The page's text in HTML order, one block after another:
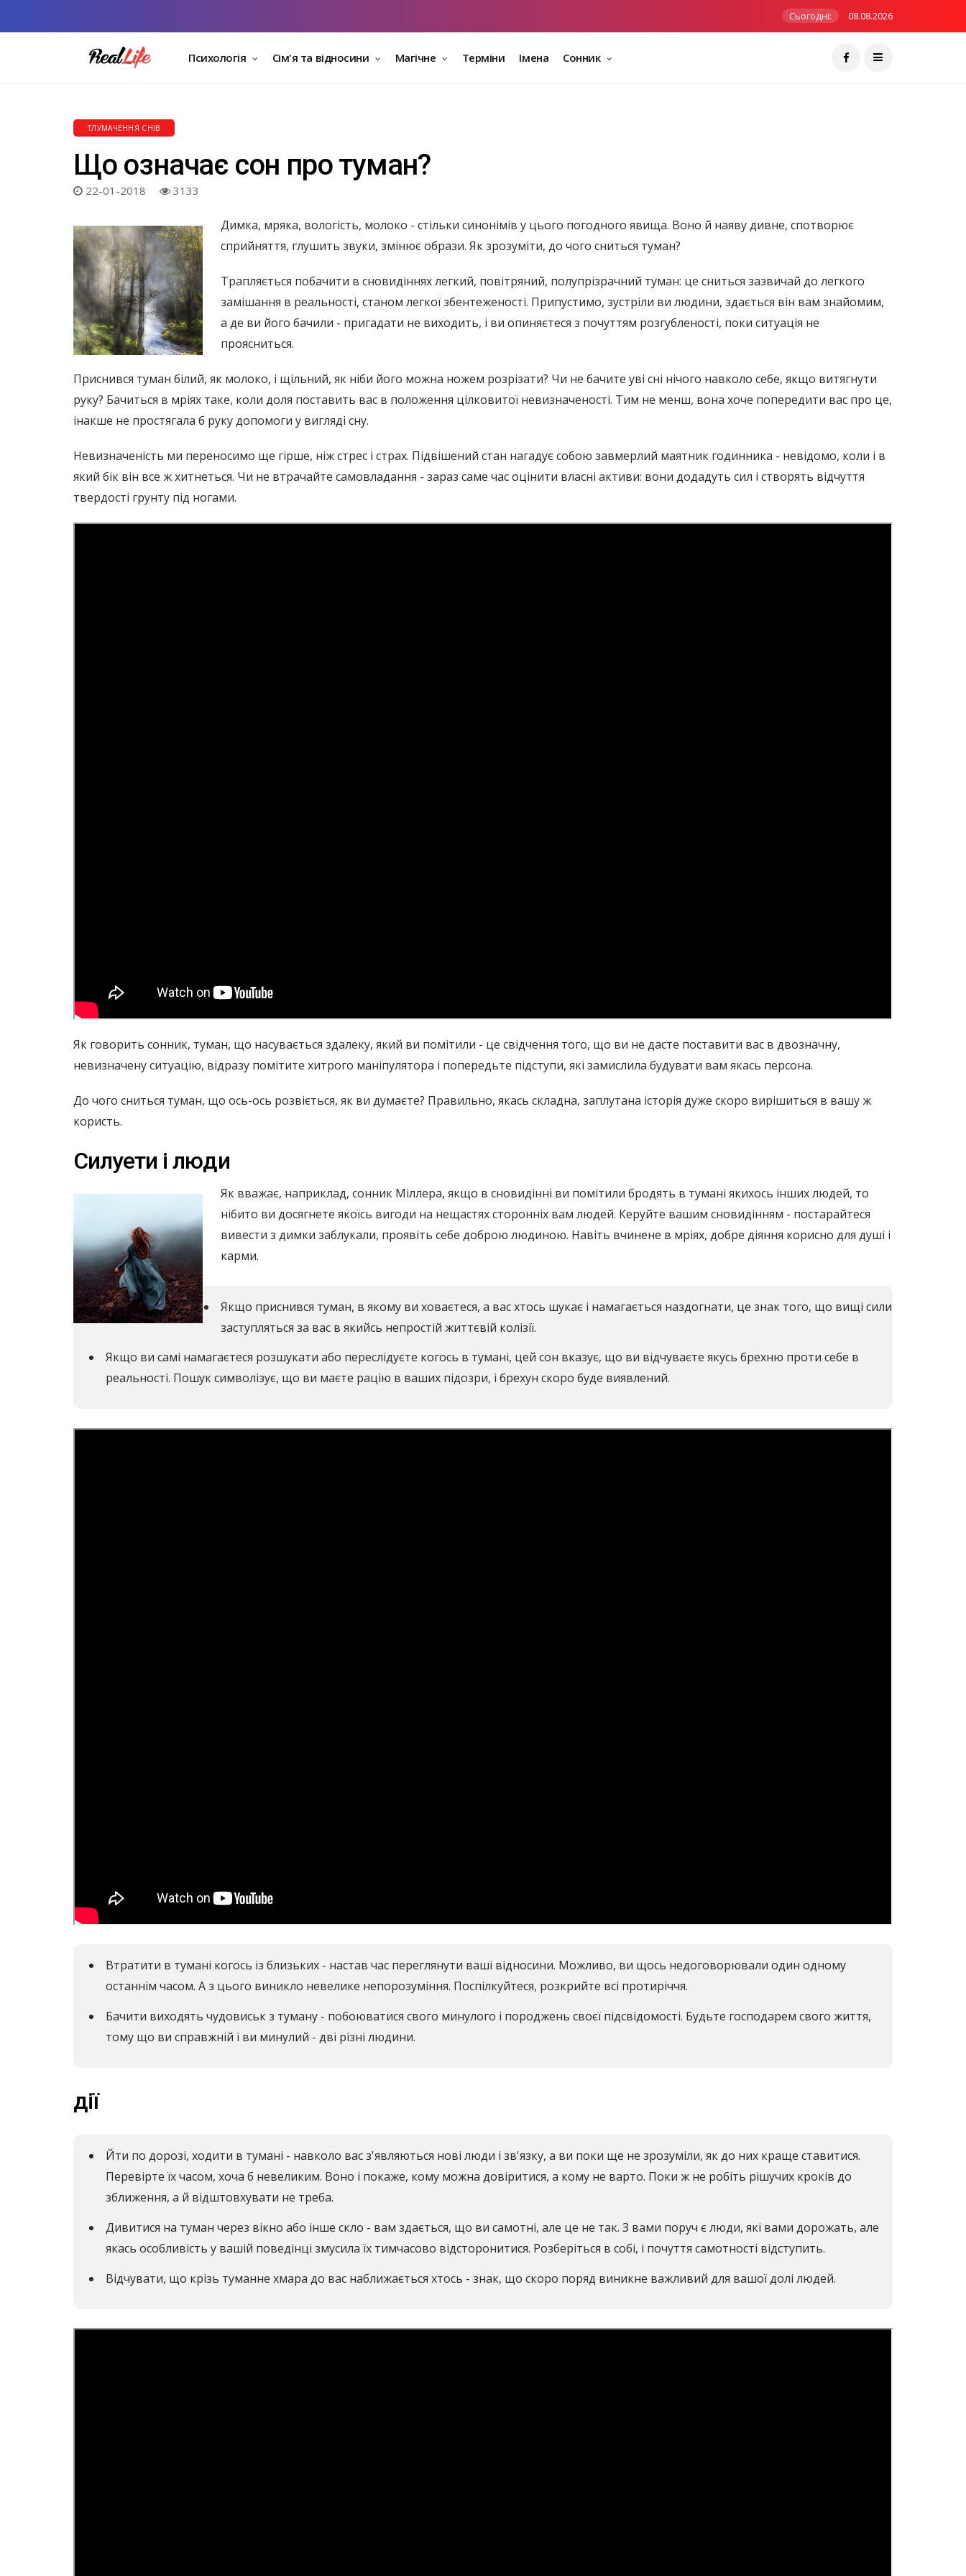
Сьогодні: 08.08.2026
Психологія Сім'я та відносини Магічне Терміни Імена Сонник
ТЛУМАЧЕННЯ СНІВ
Що означає сон про туман?
22-01-2018 3133
Димка, мряка, вологість, молоко - стільки синонімів у цього погодного явища. Воно й наяву дивне, спотворює
сприйняття, глушить звуки, змінює образи. Як зрозуміти, до чого сниться туман?
Трапляється побачити в сновидіннях легкий, повітряний, полупрізрачний туман: це сниться зазвичай до легкого
замішання в реальності, станом легкої збентеженості. Припустимо, зустріли ви людини, здається він вам знайомим,
а де ви його бачили - пригадати не виходить, і ви опиняєтеся з почуттям розгубленості, поки ситуація не
проясниться.
Приснився туман білий, як молоко, і щільний, як ніби його можна ножем розрізати? Чи не бачите уві сні нічого навколо себе, якщо витягнути
руку? Бачиться в мріях таке, коли доля поставить вас в положення цілковитої невизначеності. Тим не менш, вона хоче попередити вас про це,
інакше не простягала б руку допомоги у вигляді сну.
Невизначеність ми переносимо ще гірше, ніж стрес і страх. Підвішений стан нагадує собою завмерлий маятник годинника - невідомо, коли і в
який бік він все ж хитнеться. Чи не втрачайте самовладання - зараз саме час оцінити власні активи: вони додадуть сил і створять відчуття
твердості грунту під ногами.
Як говорить сонник, туман, що насувається здалеку, який ви помітили - це свідчення того, що ви не дасте поставити вас в двозначну,
невизначену ситуацію, відразу помітите хитрого маніпулятора і попередьте підступи, які замислила будувати вам якась персона.
До чого сниться туман, що ось-ось розвіється, як ви думаєте? Правильно, якась складна, заплутана історія дуже скоро вирішиться в вашу ж
користь.
Силуети і люди
Як вважає, наприклад, сонник Міллера, якщо в сновидінні ви помітили бродять в тумані якихось інших людей, то
нібито ви досягнете якоїсь вигоди на нещастях сторонніх вам людей. Керуйте вашим сновидінням - постарайтеся
вивести з димки заблукали, проявіть себе доброю людиною. Навіть вчинене в мріях, добре діяння корисно для душі і
карми.
Якщо приснився туман, в якому ви ховаєтеся, а вас хтось шукає і намагається наздогнати, це знак того, що вищі сили
заступляться за вас в якийсь непростій життєвій колізії.
Якщо ви самі намагаєтеся розшукати або переслідуєте когось в тумані, цей сон вказує, що ви відчуваєте якусь брехню проти себе в
реальності. Пошук символізує, що ви маєте рацію в ваших підозри, і брехун скоро буде виявлений.
Втратити в тумані когось із близьких - настав час переглянути ваші відносини. Можливо, ви щось недоговорювали один одному
останнім часом. А з цього виникло невелике непорозуміння. Поспілкуйтеся, розкрийте всі протиріччя.
Бачити виходять чудовиськ з туману - побоюватися свого минулого і породжень своєї підсвідомості. Будьте господарем свого життя,
тому що ви справжній і ви минулий - дві різні людини.
дії
Йти по дорозі, ходити в тумані - навколо вас з'являються нові люди і зв'язку, а ви поки ще не зрозуміли, як до них краще ставитися.
Перевірте їх часом, хоча б невеликим. Воно і покаже, кому можна довіритися, а кому не варто. Поки ж не робіть рішучих кроків до
зближення, а й відштовхувати не треба.
Дивитися на туман через вікно або інше скло - вам здається, що ви самотні, але це не так. З вами поруч є люди, які вами дорожать, але
якась особливість у вашій поведінці змусила їх тимчасово відсторонитися. Розберіться в собі, і почуття самотності відступить.
Відчувати, що крізь туманне хмара до вас наближається хтось - знак, що скоро поряд виникне важливий для вашої долі людей.